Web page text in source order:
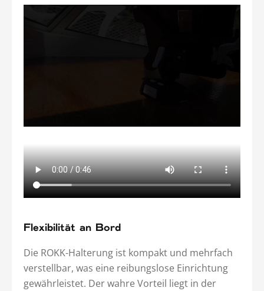
Flexibilität an Bord
Die ROKK-Halterung ist kompakt und mehrfach
verstellbar, was eine reibungslose Einrichtung
gewährleistet. Der wahre Vorteil liegt in der